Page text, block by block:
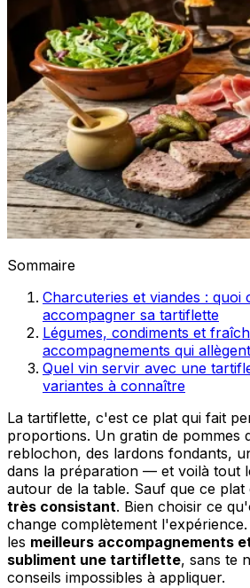
Sommaire
Charcuteries et viandes : quoi
accompagner sa tartiflette
Légumes, condiments et
accompagnements qui
Quel vin servir avec une
variantes à connaître
La tartiflette, c'est ce plat qui fait
proportions. Un gratin de pommes
reblochon, des lardons fondants,
dans la préparation — et voilà tout
autour de la table. Sauf que ce plat
très consistant. Bien choisir ce
change complètement
les meilleurs accompagnements
subliment une tartiflette, sans te
conseils impossibles à appliquer.